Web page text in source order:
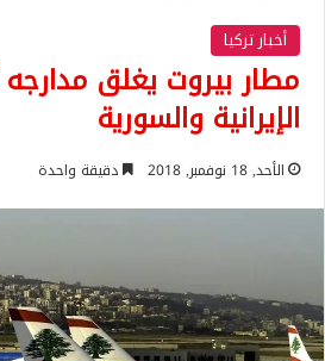
أخبار تركيا
مطار بيروت يغلق مدارجه
الإيرانية والسورية
الأحد, 18 نوفمبر, 2018 دقيقة واحدة